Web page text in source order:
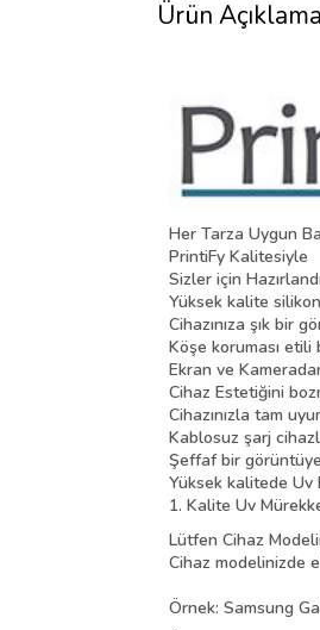
Ürün
Her Tarza Uygun
PrintiFy Kalitesiyle
Sizler için Hazırlandı
Yüksek kalite
Cihazınıza şık bir
Köşe koruması
Ekran ve
Cihaz Estetiğini
Cihazınızla tam
Kablosuz şarj
Şeffaf bir
Yüksek kalitede Uv
1. Kalite Uv
Lütfen Cihaz
Cihaz modelinizde
Örnek: Samsung